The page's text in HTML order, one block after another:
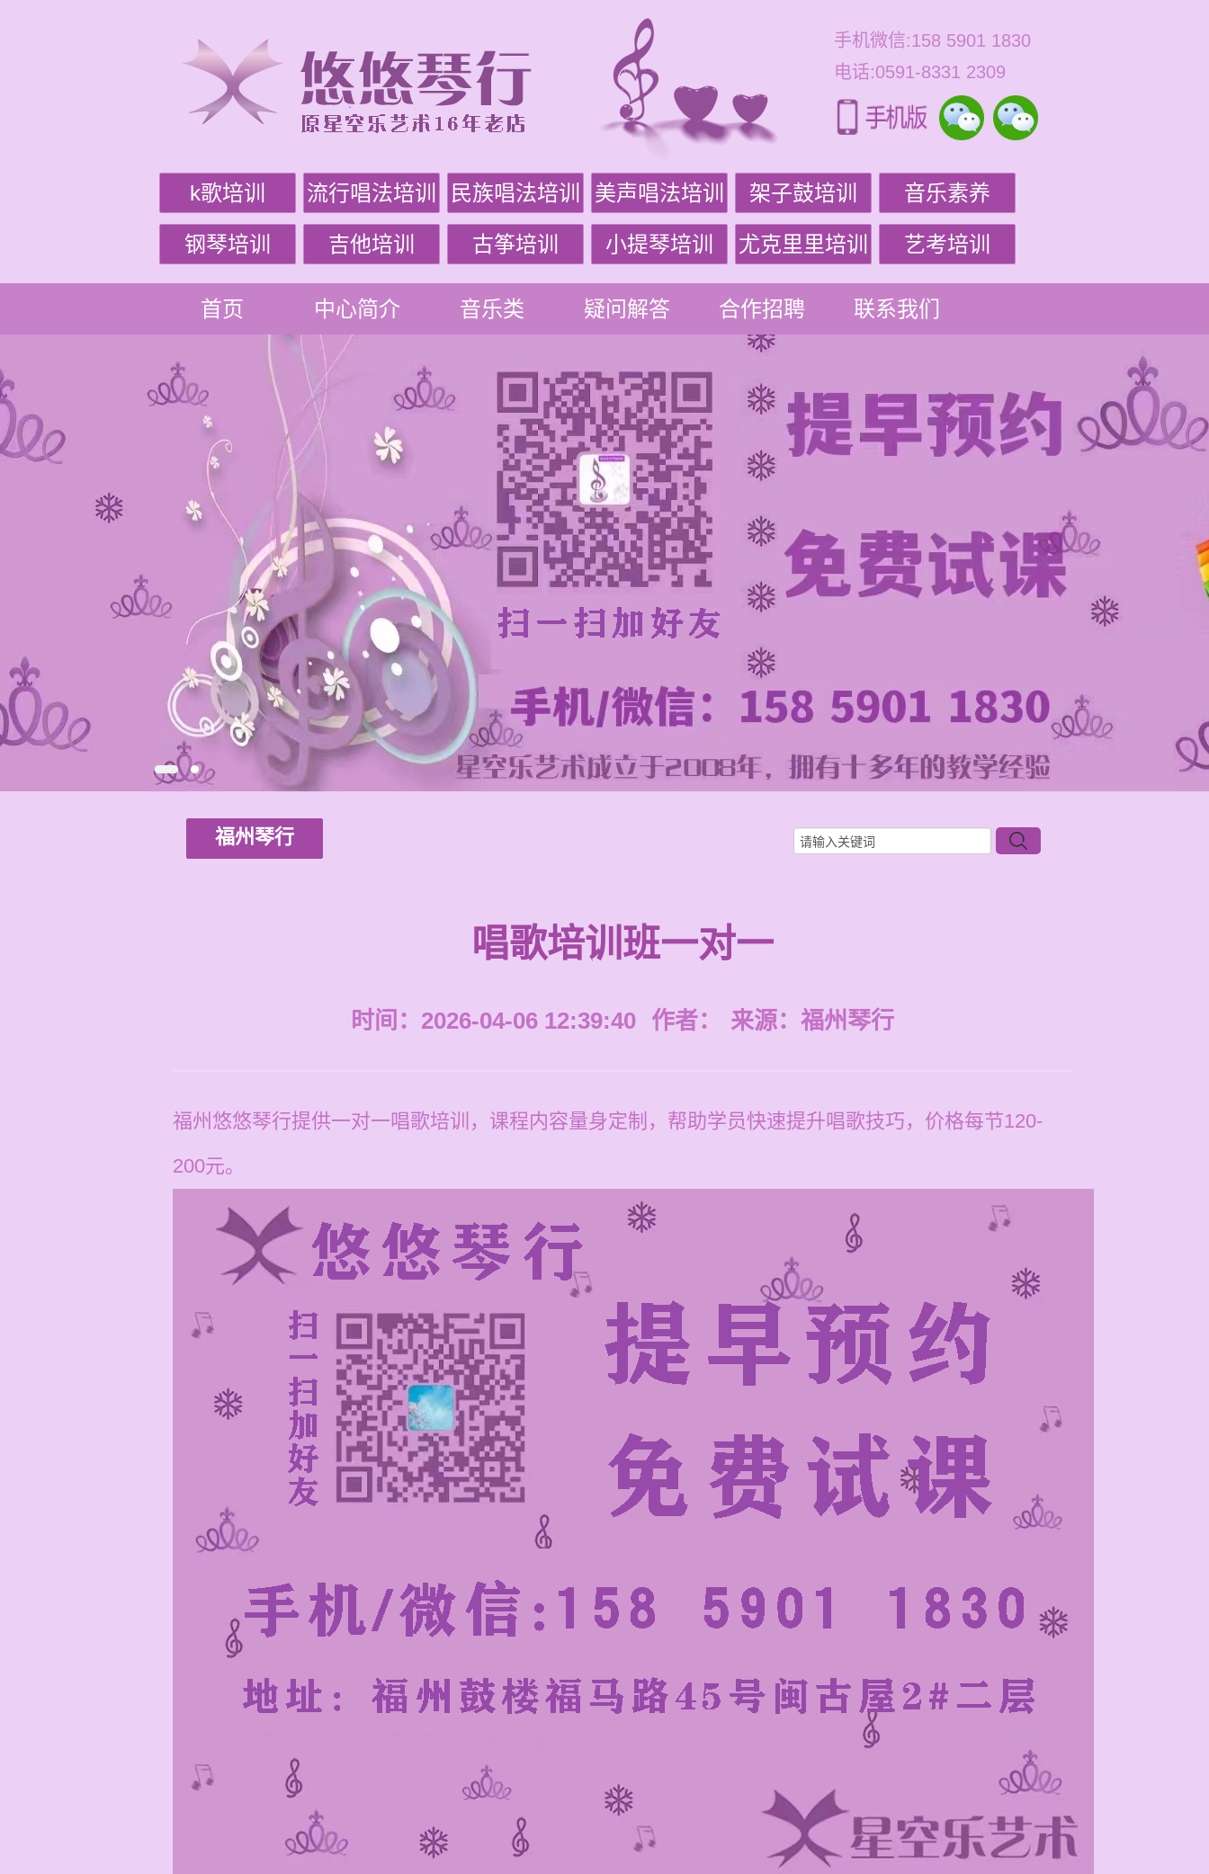
手机微信:158 5901 1830
电话:0591-8331 2309
k歌培训 流行唱法培训 民族唱法培训 美声唱法培训 架子鼓培训 音乐素养
钢琴培训 吉他培训 古筝培训 小提琴培训 尤克里里培训 艺考培训
首页 中心简介 音乐类 疑问解答 合作招聘 联系我们
福州琴行
唱歌培训班一对一
时间：2026-04-06 12:39:40 作者： 来源： 福州琴行
福州悠悠琴行提供一对一唱歌培训，课程内容量身定制，帮助学员快速提升唱歌技巧，价格每节120-
200元。